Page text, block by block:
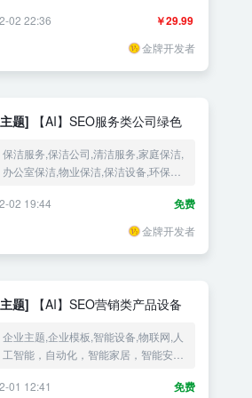
￥29.99
02 22:36
金牌开发者
题] 【AI】SEO服务类公司绿色
保洁服务,保洁公司,清洁服务,家庭保洁,
办公室保洁,物业保洁,保洁设备,环保保
案
免费
02 19:44
金牌开发者
题] 【AI】SEO营销类产品设备
企业主题,企业模板,智能设备,物联网,人
工智能，自动化，智能家居，智能安
戴，智能医疗
免费
01 12:41